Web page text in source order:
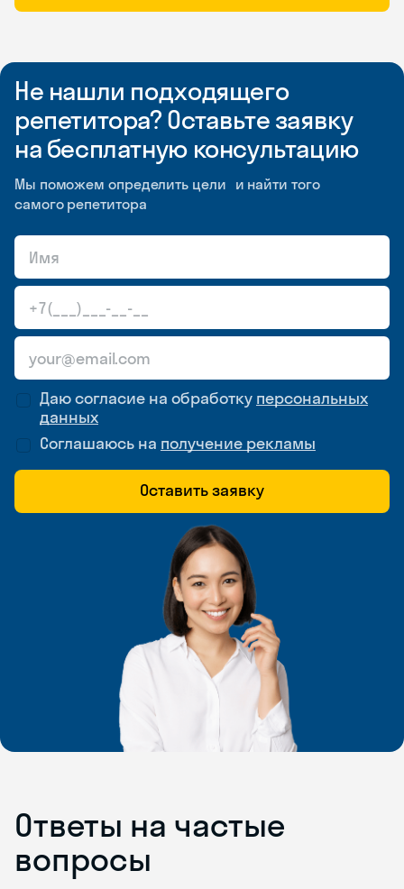
Не нашли подходящего
репетитора? Оставьте заявку
на бесплатную консультацию
Мы поможем определить цели и найти того
самого репетитора
Даю согласие на обработку персональных
данных
Соглашаюсь на получение рекламы
Оставить заявку
Ответы на частые
вопросы